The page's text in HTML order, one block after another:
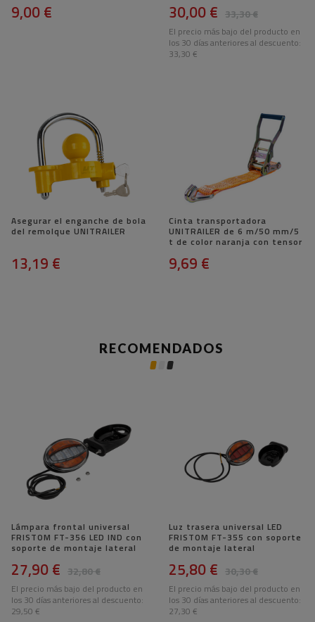
9,00 € 33,30 €
30,00 €
El precio más bajo del producto en
los 30 días anteriores al descuento:
33,30 €
Asegurar el enganche de bola
del remolque UNITRAILER
13,19 €
Cinta transportadora
UNITRAILER de 6 m/50 mm/5
t de color naranja con tensor
9,69 €
RECOMENDADOS
Lámpara frontal universal
FRISTOM FT-356 LED IND con
soporte de montaje lateral
32,80 €
27,90 €
El precio más bajo del producto en
los 30 días anteriores al descuento:
29,50 €
Luz trasera universal LED
FRISTOM FT-355 con soporte
de montaje lateral
30,30 €
25,80 €
El precio más bajo del producto en
los 30 días anteriores al descuento:
27,30 €